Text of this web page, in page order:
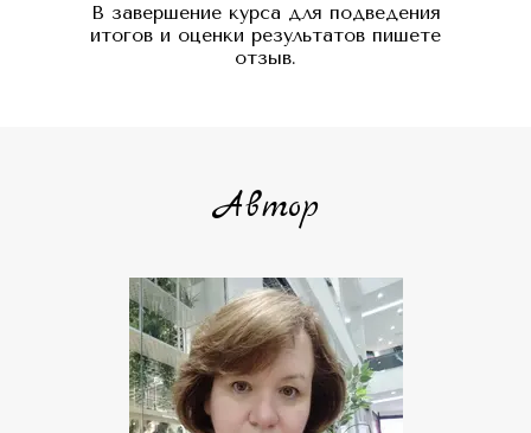
В завершение курса для подведения
итогов и оценки результатов пишете
отзыв.
Автор